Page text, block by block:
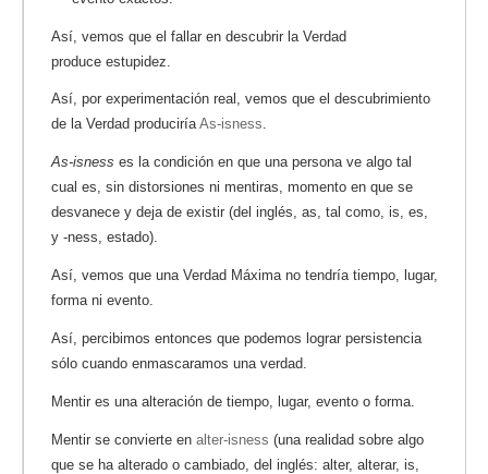
Así, vemos que el fallar en descubrir la Verdad
produce estupidez.
Así, por experimentación real, vemos que el descubrimiento
de la Verdad produciríaAs-isness.
As-isness es la condición en que una persona ve algo tal
cual es, sin distorsiones ni mentiras, momento en que se
desvanece y deja de existir (del inglés, as, tal como, is, es,
y -ness, estado).
Así, vemos que una Verdad Máxima no tendría tiempo, lugar,
forma ni evento.
Así, percibimos entonces que podemos lograr persistencia
sólo cuando enmascaramos una verdad.
Mentir es una alteración de tiempo, lugar, evento o forma.
Mentir se convierte en alter-isness (una realidad sobre algo
que se ha alterado o cambiado, del inglés: alter, alterar, is,